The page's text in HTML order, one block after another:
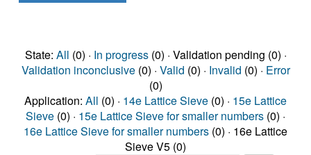
State: All (0) · In progress(0) · Validation pending (0) ·
Validation inconclusive(0) · Valid (0) · Invalid (0) · Error
(0)
Application: All (0) · 14e Lattice Sieve (0) · 15e Lattice
Sieve (0) · 15e Lattice Sieve for smaller numbers (0) ·
16e Lattice Sieve for smaller numbers (0) · 16e Lattice
Sieve V5 (0)